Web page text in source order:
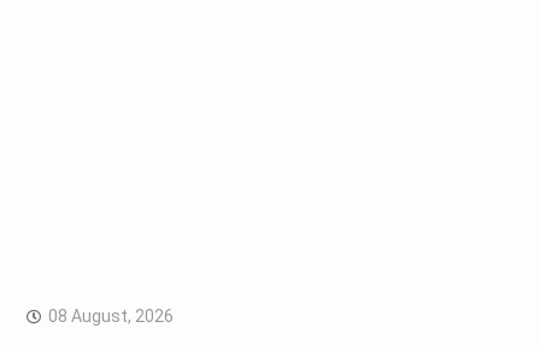
08 August, 2026